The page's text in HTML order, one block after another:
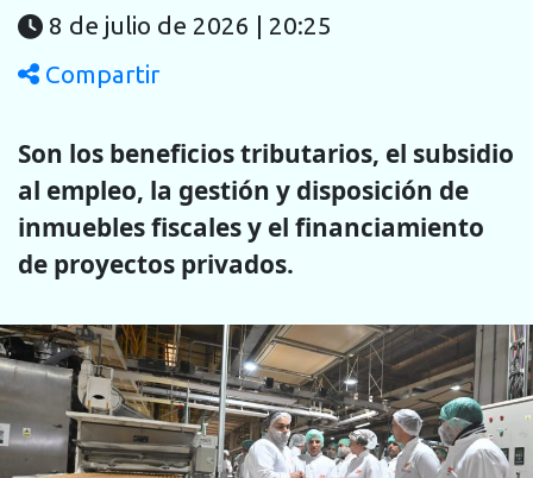
8 de julio de 2026 | 20:25
Compartir
Son los beneficios tributarios, el subsidio
al empleo, la gestión y disposición de
inmuebles fiscales y el financiamiento
de proyectos privados.